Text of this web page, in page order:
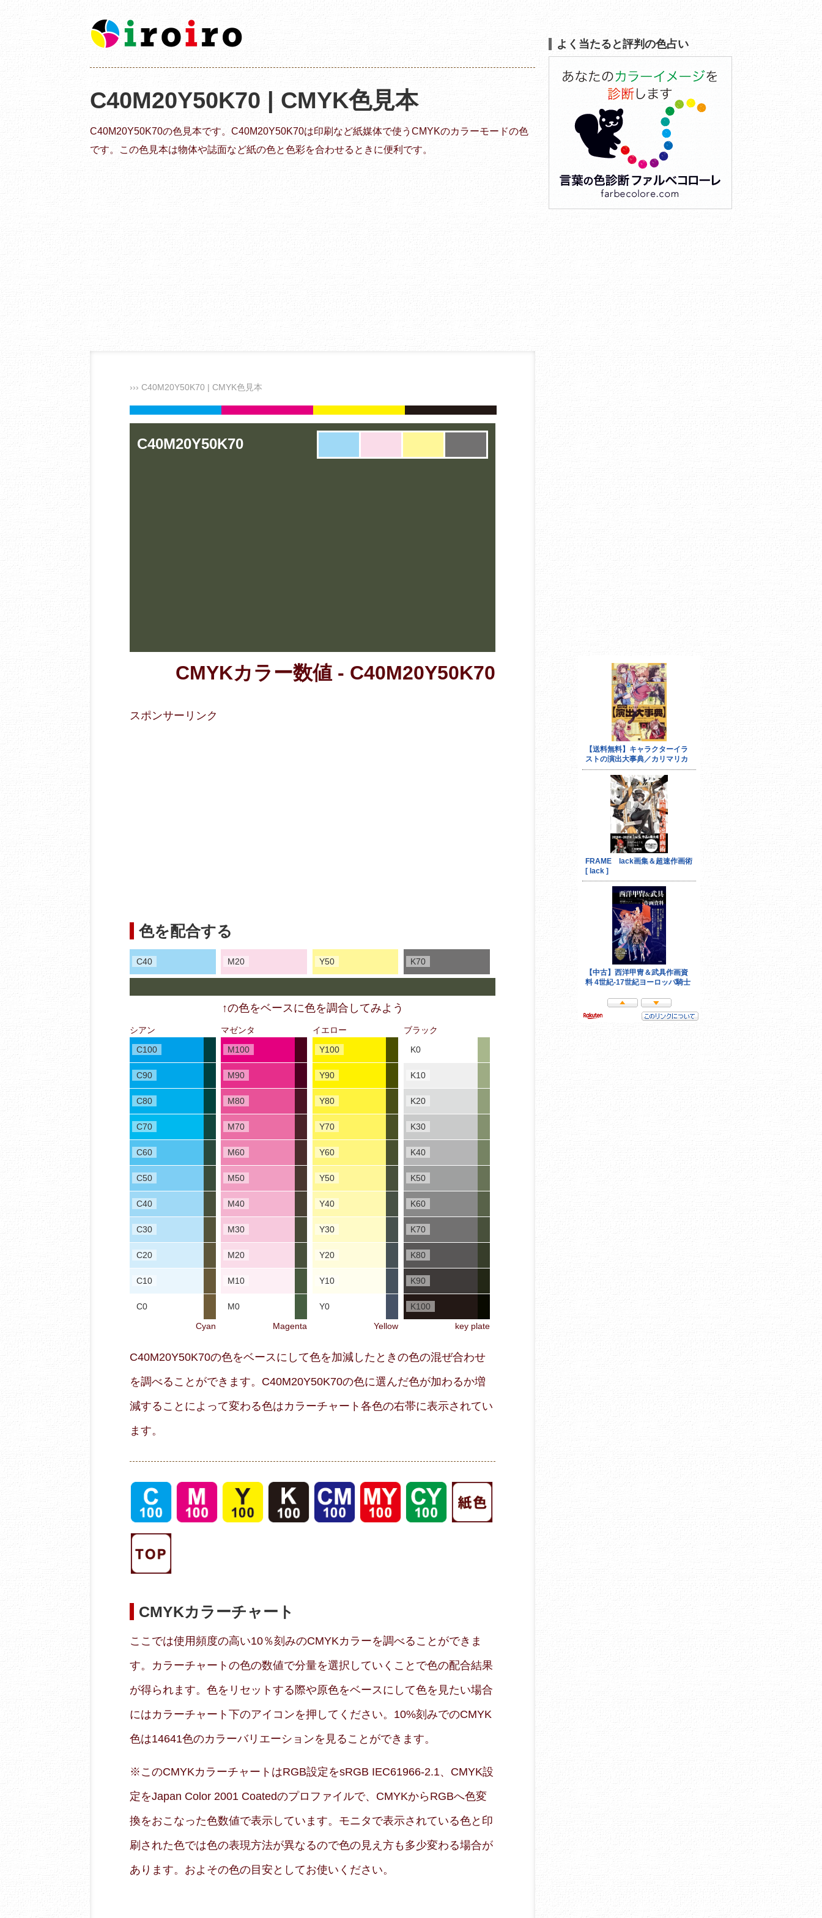
C40M20Y50K70 | CMYK色見本
C40M20Y50K70の色見本です。C40M20Y50K70は印刷など紙媒体で使うCMYKのカラーモードの色
です。この色見本は物体や誌面など紙の色と色彩を合わせるときに便利です。
››› C40M20Y50K70 | CMYK色見本
C40M20Y50K70
CMYKカラー数値 - C40M20Y50K70
スポンサーリンク
色を配合する
C40 M20 Y50 K70
↑の色をベースに色を調合してみよう
シアン
C100
C90
C80
C70
C60
C50
C40
C30
C20
C10
C0
Cyan
マゼンタ
M100
M90
M80
M70
M60
M50
M40
M30
M20
M10
M0
Magenta
イエロー
Y100
Y90
Y80
Y70
Y60
Y50
Y40
Y30
Y20
Y10
Y0
Yellow
ブラック
K0
K10
K20
K30
K40
K50
K60
K70
K80
K90
K100
key plate
C40M20Y50K70の色をベースにして色を加減したときの色の混ぜ合わせ
を調べることができます。C40M20Y50K70の色に選んだ色が加わるか増
減することによって変わる色はカラーチャート各色の右帯に表示されてい
ます。
CMYKカラーチャート
ここでは使用頻度の高い10％刻みのCMYKカラーを調べることができま
す。カラーチャートの色の数値で分量を選択していくことで色の配合結果
が得られます。色をリセットする際や原色をベースにして色を見たい場合
にはカラーチャート下のアイコンを押してください。10%刻みでのCMYK
色は14641色のカラーバリエーションを見ることができます。
※このCMYKカラーチャートはRGB設定をsRGB IEC61966-2.1、CMYK設
定をJapan Color 2001 Coatedのプロファイルで、CMYKからRGBへ色変
換をおこなった色数値で表示しています。モニタで表示されている色と印
刷された色では色の表現方法が異なるので色の見え方も多少変わる場合が
あります。およその色の目安としてお使いください。
よく当たると評判の色占い